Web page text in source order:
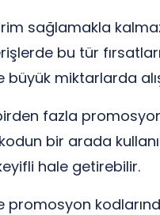
sağlamakla
bu tür
büyük miktarlarda
fazla
bir arada
hale getirebilir.